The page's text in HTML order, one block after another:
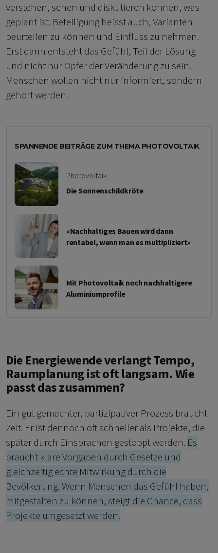
verstehen, sehen und diskutieren können, was
geplant ist. Beteiligung heisst auch, Varianten
beurteilen zu können und Einfluss zu nehmen.
Erst dann entsteht das Gefühl, Teil der Lösung
und nicht nur Opfer der Veränderung zu sein.
Menschen wollen nicht nur informiert, sondern
gehört werden.
SPANNENDE BEITRÄGE ZUM THEMA PHOTOVOLTAIK
Photovoltaik
Die Sonnenschildkröte
«Nachhaltiges Bauen wird dann
rentabel, wenn man es multipliziert»
Mit Photovoltaik noch nachhaltigere
Aluminiumprofile
Die Energiewende verlangt Tempo,
Raumplanung ist oft langsam. Wie
passt das zusammen?
Ein gut gemachter, partizipativer Prozess braucht
Zeit. Er ist dennoch oft schneller als Projekte, die
später durch Einsprachen gestoppt werden. Es
braucht klare Vorgaben durch Gesetze und
gleichzeitig echte Mitwirkung durch die
Bevölkerung. Wenn Menschen das Gefühl haben,
mitgestalten zu können, steigt die Chance, dass
Projekte umgesetzt werden.